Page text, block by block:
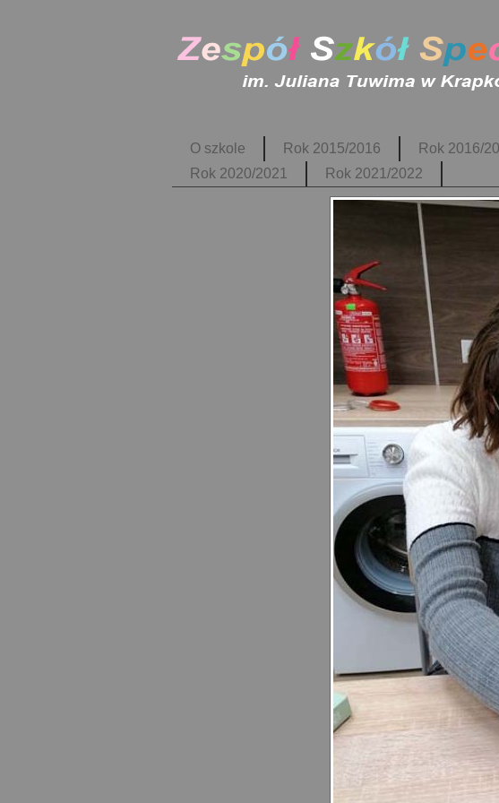
O szkole Rok 2015/2016 Rok 2016/
Rok 2020/2021
Rok 2021/2022